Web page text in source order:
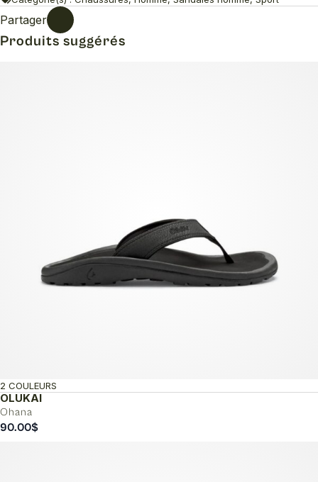
Partager
Produits suggérés
OLUKAI
Ohana
2 COULEURS
90.00$